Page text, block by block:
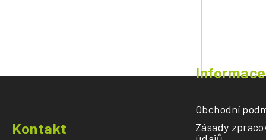
Kontakt
Obchodní
Zásady